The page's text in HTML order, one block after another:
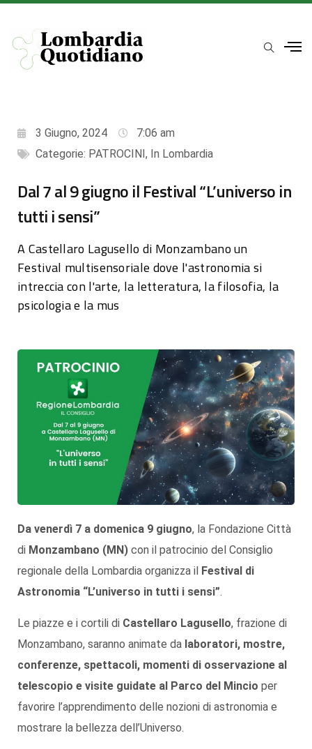
3 Giugno, 2024
7:06 am
Categorie: PATROCINI, In Lombardia
Dal 7 al 9 giugno il Festival “L’universo in
tutti i sensi”
A Castellaro Lagusello di Monzambano un
Festival multisensoriale dove l'astronomia si
intreccia con l'arte, la letteratura, la filosofia, la
psicologia e la mus
Da venerdì 7 a domenica 9 giugno, la Fondazione Città
di Monzambano (MN) con il patrocinio del Consiglio
regionale della Lombardia organizza il Festival di
Astronomia “L’universo in tutti i sensi”.
Le piazze e i cortili di Castellaro Lagusello, frazione di
Monzambano, saranno animate da laboratori, mostre,
conferenze, spettacoli, momenti di osservazione al
telescopio e visite guidate al Parco del Mincio per
favorire l’apprendimento delle nozioni di astronomia e
mostrare la bellezza dell’Universo.